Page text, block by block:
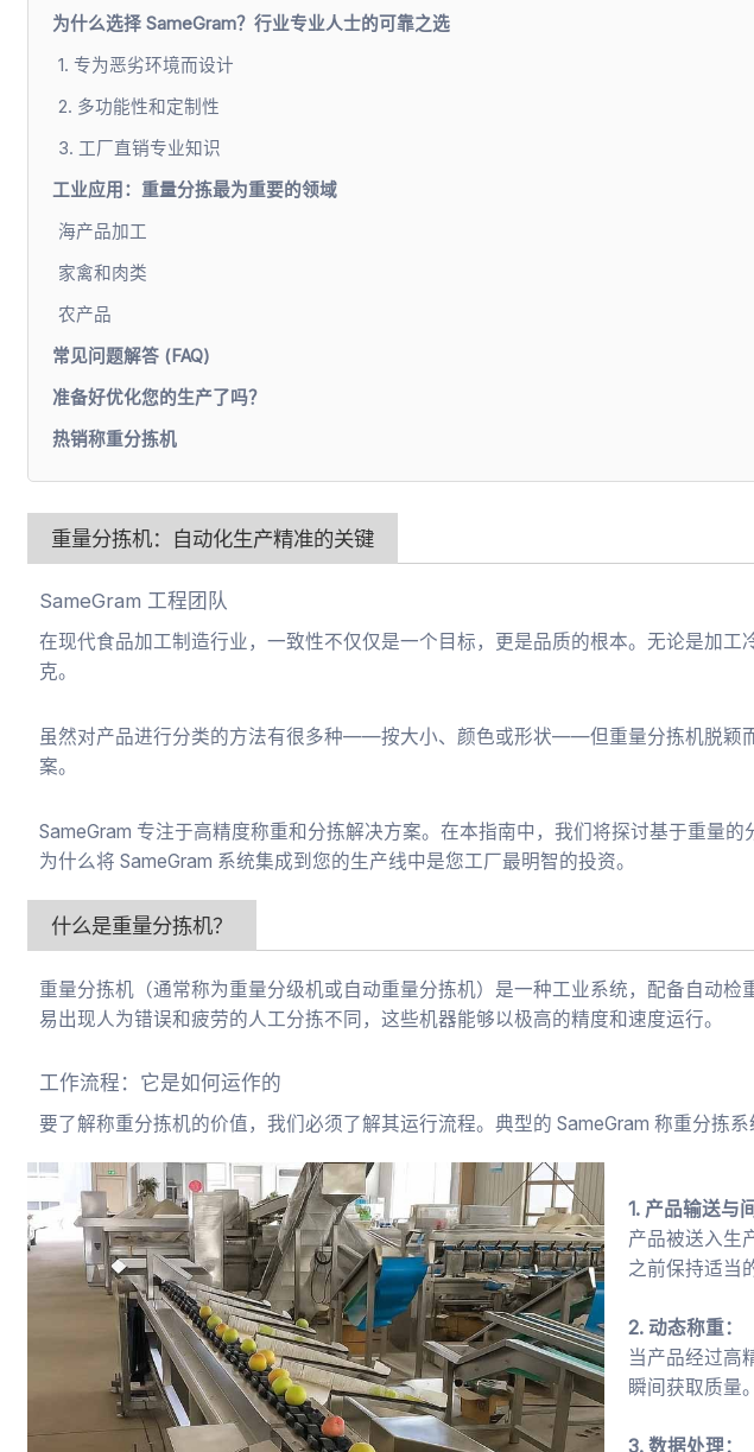
为什么选择 SameGram？行业专业人士的可靠之选
1. 专为恶劣环境而设计
2. 多功能性和定制性
3. 工厂直销专业知识
工业应用：重量分拣最为重要的领域
海产品加工
家禽和肉类
农产品
常见问题解答 (FAQ)
准备好优化您的生产了吗？
热销称重分拣机
重量分拣机：自动化生产精准的关键
SameGram 工程团队
在现代食品加工制造行业，一致性不仅仅是一个目标，更是品质的根本。无论是加
克。
虽然对产品进行分类的方法有很多种——按大小、颜色或形状——但重量分拣机脱颖
案。
SameGram 专注于高精度称重和分拣解决方案。在本指南中，我们将探讨基于重量
为什么将 SameGram 系统集成到您的生产线中是您工厂最明智的投资。
什么是重量分拣机？
重量分拣机（通常称为重量分级机或自动重量分拣机）是一种工业系统，配备自动
易出现人为错误和疲劳的人工分拣不同，这些机器能够以极高的精度和速度运行。
工作流程：它是如何运作的
要了解称重分拣机的价值，我们必须了解其运行流程。典型的 SameGram 称重分拣系
1. 产品输送与
产品被送入生
之前保持适当
2. 动态称重：
当产品经过高
瞬间获取质量
3. 数据处理：